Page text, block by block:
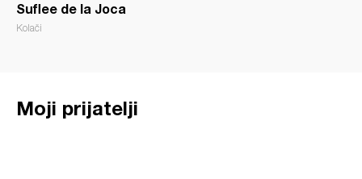
Suflee de la Joca
Kolači
Moji prijatelji